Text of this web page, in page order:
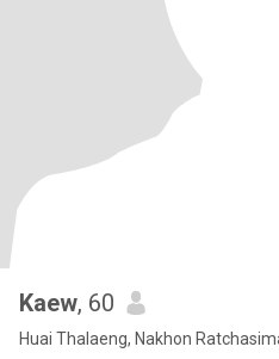
Kaew, 60
Huai Thalaeng, Nakhon